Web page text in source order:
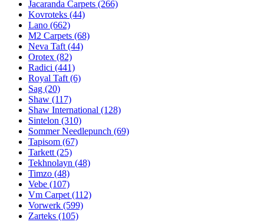
Jacaranda Carpets (266)
Kovroteks (44)
Lano (662)
M2 Carpets (68)
Neva Taft (44)
Orotex (82)
Radici (441)
Royal Taft (6)
Sag (20)
Shaw (117)
Shaw International (128)
Sintelon (310)
Sommer Needlepunch (69)
Tapisom (67)
Tarkett (25)
Tekhnolayn (48)
Timzo (48)
Vebe (107)
Vm Carpet (112)
Vorwerk (599)
Zarteks (105)